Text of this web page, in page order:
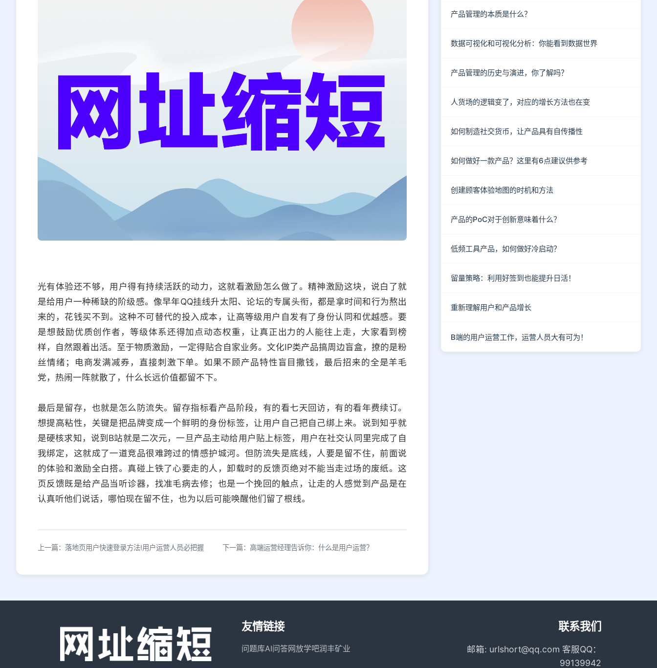
光有体验还不够，用户得有持续活跃的动力，这就看激励怎么做了。精神激励这块，说白了就
是给用户一种稀缺的阶级感。像早年QQ挂线升太阳、论坛的专属头衔，都是拿时间和行为熬出
来的，花钱买不到。这种不可替代的投入成本，让高等级用户自发有了身份认同和优越感。要
是想鼓励优质创作者，等级体系还得加点动态权重，让真正出力的人能往上走，大家看到榜
样，自然跟着出活。至于物质激励，一定得贴合自家业务。文化IP类产品搞周边盲盒，撩的是粉
丝情绪；电商发满减券，直接刺激下单。如果不顾产品特性盲目撒钱，最后招来的全是羊毛
党，热闹一阵就散了，什么长远价值都留不下。
最后是留存，也就是怎么防流失。留存指标看产品阶段，有的看七天回访，有的看年费续订。
想提高粘性，关键是把品牌变成一个鲜明的身份标签，让用户自己把自己绑上来。说到知乎就
是硬核求知，说到B站就是二次元，一旦产品主动给用户贴上标签，用户在社交认同里完成了自
我绑定，这就成了一道竞品很难跨过的情感护城河。但防流失是底线，人要是留不住，前面说
的体验和激励全白搭。真碰上铁了心要走的人，卸载时的反馈页绝对不能当走过场的废纸。这
页反馈既是给产品当听诊器，找准毛病去修；也是一个挽回的触点，让走的人感觉到产品是在
认真听他们说话，哪怕现在留不住，也为以后可能唤醒他们留了根线。
上一篇：落地页用户快速登录方法!用户运营人员必把握 下一篇：高端运营经理告诉你：什么是用户运营？
产品管理的本质是什么？
数据可视化和可视化分析：你能看到数据世界
产品管理的历史与演进，你了解吗？
人货场的逻辑变了，对应的增长方法也在变
如何制造社交货币，让产品具有自传播性
如何做好一款产品？这里有6点建议供参考
创建顾客体验地图的时机和方法
产品的PoC对于创新意味着什么？
低频工具产品，如何做好冷启动？
留量策略：利用好签到也能提升日活！
重新理解用户和产品增长
B端的用户运营工作，运营人员大有可为！
友情链接
问题库AI问答网放学吧润丰矿业
联系我们
邮箱: urlshort@qq.com 客服QQ：
99139942